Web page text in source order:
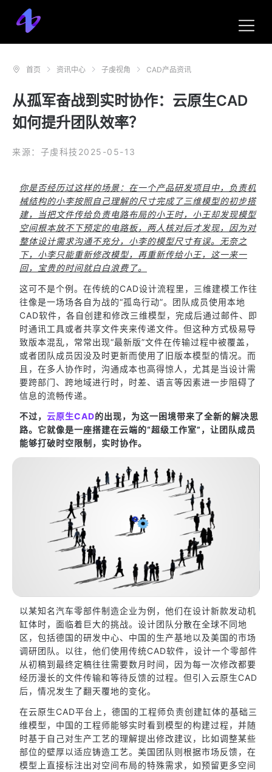
首页 资讯中心 子虔视角 CAD产品资讯
从孤军奋战到实时协作：云原生CAD
如何提升团队效率？
来源：子虔科技 2025-05-13
你是否经历过这样的场景：在一个产品研发项目中，负责机
械结构的小李按照自己理解的尺寸完成了三维模型的初步搭
建，当把文件传给负责电路布局的小王时，小王却发现模型
空间根本放不下预定的电路板，两人核对后才发现，因为对
整体设计需求沟通不充分，小李的模型尺寸有误。无奈之
下，小李只能重新修改模型，再重新传给小王，这一来一
回，宝贵的时间就白白浪费了。
这可不是个例。在传统的CAD设计流程里，三维建模工作往
往像是一场场各自为战的“孤岛行动”。团队成员使用本地
CAD软件，各自创建和修改三维模型，完成后通过邮件、即
时通讯工具或者共享文件夹来传递文件。但这种方式极易导
致版本混乱，常常出现“最新版”文件在传输过程中被覆盖，
或者团队成员因没及时更新而使用了旧版本模型的情况。而
且，在多人协作时，沟通成本也高得惊人，尤其是当设计需
要跨部门、跨地域进行时，时差、语言等因素进一步阻碍了
信息的流畅传递。
不过， 云原生CAD的出现，为这一困境带来了全新的解决思
路。它就像是一座搭建在云端的“超级工作室”，让团队成员
能够打破时空限制，实时协作。
以某知名汽车零部件制造企业为例，他们在设计新款发动机
缸体时，面临着巨大的挑战。设计团队分散在全球不同地
区，包括德国的研发中心、中国的生产基地以及美国的市场
调研团队。以往，他们使用传统CAD软件，设计一个零部件
从初稿到最终定稿往往需要数月时间，因为每一次修改都要
经历漫长的文件传输和等待反馈的过程。但引入云原生CAD
后，情况发生了翻天覆地的变化。
在云原生CAD平台上，德国的工程师负责创建缸体的基础三
维模型，中国的工程师能够实时看到模型的构建过程，并随
时基于自己对生产工艺的理解提出修改建议，比如调整某些
部位的壁厚以适应铸造工艺。美国团队则根据市场反馈，在
模型上直接标注出对空间布局的特殊需求，如预留更多空间